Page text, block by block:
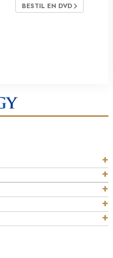
BESTIL EN DVD